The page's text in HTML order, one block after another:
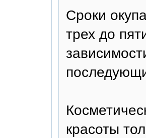
Сроки
трех до
красоты